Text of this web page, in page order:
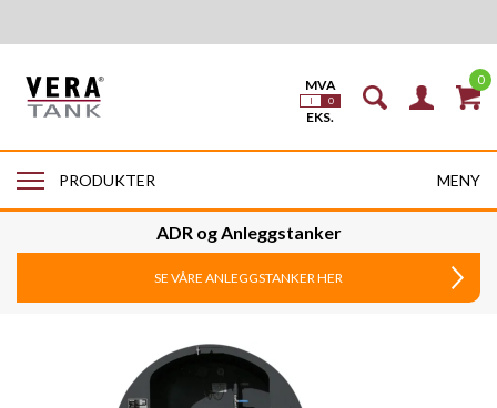
0
PRODUKTER MENY
ADR og Anleggstanker
SE VÅRE ANLEGGSTANKER HER